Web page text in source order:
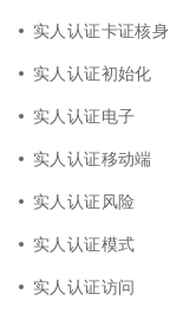
实人认证卡证核身
实人认证初始化
实人认证电子
实人认证移动端
实人认证风险
实人认证模式
实人认证访问